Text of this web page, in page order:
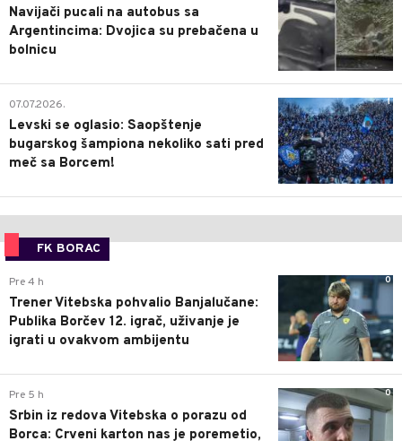
Navijači pucali na autobus sa
Argentincima: Dvojica su prebačena u
bolnicu
1
07.07.2026.
Levski se oglasio: Saopštenje
bugarskog šampiona nekoliko sati pred
meč sa Borcem!
FK BORAC
0
Pre 4 h
Trener Vitebska pohvalio Banjalučane:
Publika Borčev 12. igrač, uživanje je
igrati u ovakvom ambijentu
0
Pre 5 h
Srbin iz redova Vitebska o porazu od
Borca: Crveni karton nas je poremetio,